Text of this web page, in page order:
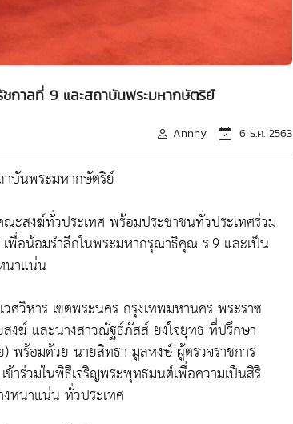
ชกาลที่ 9 และสถาบันพระมหากษัตริย์
Annny 6 ธ.ค. 2563
าบันพระมหากษัตริย์
สงฆ์ทั่วประเทศ พร้อมประชาชนทั่วประเทศร่วม
พื่อน้อมรำลึกในพระมหากรุณาธิคุณ ร.9 และเป็น
นาแน่น
วิหาร เขตพระนคร กรุงเทพมหานคร พระราช
งฆ์ และนางสาวณัฐธ์ภัสส์ ยงใจยุทธ ที่ปรึกษา
พร้อมด้วย นายสิทธา มูลหงษ์ ผู้ตรวจราชการ
ร่วมในพิธีเจริญพระพุทธมนต์เพื่อความเป็นสิริ
หนาแน่น ทั่วประเทศ